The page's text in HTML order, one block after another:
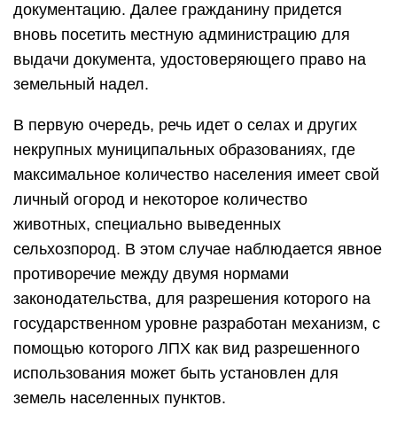
документацию. Далее гражданину придется
вновь посетить местную администрацию для
выдачи документа, удостоверяющего право на
земельный надел.
В первую очередь, речь идет о селах и других
некрупных муниципальных образованиях, где
максимальное количество населения имеет свой
личный огород и некоторое количество
животных, специально выведенных
сельхозпород. В этом случае наблюдается явное
противоречие между двумя нормами
законодательства, для разрешения которого на
государственном уровне разработан механизм, с
помощью которого ЛПХ как вид разрешенного
использования может быть установлен для
земель населенных пунктов.